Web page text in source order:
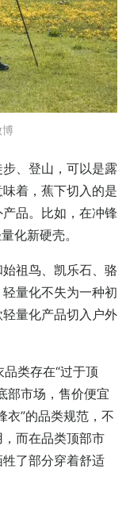
博
、登山，可以是露
着，蕉下切入的是
品。比如，在冲锋
化新硬壳。
祖鸟、凯乐石、骆
量化不失为一种初
量化产品切入户外
类存在“过于顶
市场，售价便宜
衣”的品类规范，不
而在品类顶部市
了部分穿着舒适